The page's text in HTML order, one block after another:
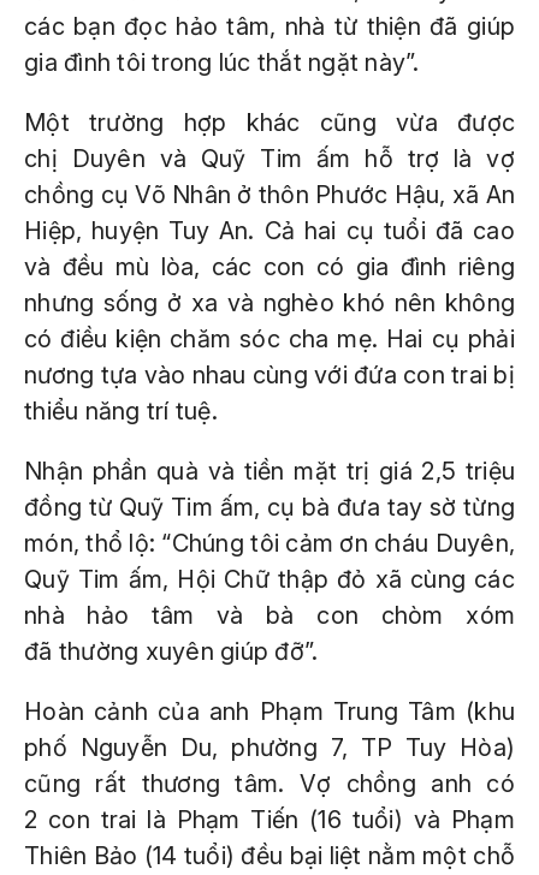
các bạn đọc hảo tâm, nhà từ thiện đã giúp
gia đình tôi trong lúc thắt ngặt này”.
Một trường hợp khác cũng vừa được
chị Duyên và Quỹ Tim ấm hỗ trợ là vợ
chồng cụ Võ Nhân ở thôn Phước Hậu, xã An
Hiệp, huyện Tuy An. Cả hai cụ tuổi đã cao
và đều mù lòa, các con có gia đình riêng
nhưng sống ở xa và nghèo khó nên không
có điều kiện chăm sóc cha mẹ. Hai cụ phải
nương tựa vào nhau cùng với đứa con trai bị
thiểu năng trí tuệ.
Nhận phần quà và tiền mặt trị giá 2,5 triệu
đồng từ Quỹ Tim ấm, cụ bà đưa tay sờ từng
món, thổ lộ: “Chúng tôi cảm ơn cháu Duyên,
Quỹ Tim ấm, Hội Chữ thập đỏ xã cùng các
nhà hảo tâm và bà con chòm xóm
đã thường xuyên giúp đỡ”.
Hoàn cảnh của anh Phạm Trung Tâm (khu
phố Nguyễn Du, phường 7, TP Tuy Hòa)
cũng rất thương tâm. Vợ chồng anh có
2 con trai là Phạm Tiến (16 tuổi) và Phạm
Thiên Bảo (14 tuổi) đều bại liệt nằm một chỗ